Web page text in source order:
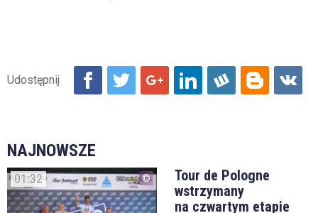
NAJNOWSZE
01:32
Tour de Pologne
wstrzymany
na czwartym etapie